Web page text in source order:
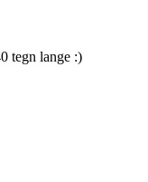
tegn lange :)